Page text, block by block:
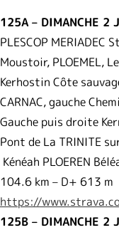
125A – DIMANCHE 2
PLESCOP MERIADEC
Moustoir, PLOEMEL,
Kerhostin Côte
CARNAC, gauche
Gauche puis droite
Pont de La TRINITE
Kénéah PLOEREN
104.6 km – D+ 613 m
https://
125B – DIMANCHE 2